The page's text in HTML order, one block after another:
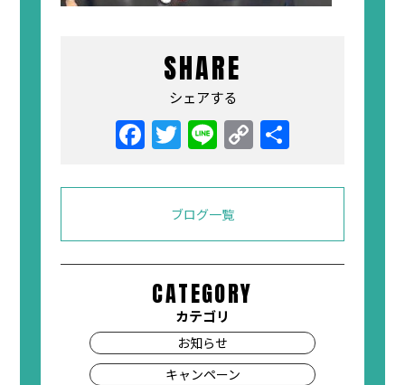
SHARE
シェアする
ブログ一覧
CATEGORY
カテゴリ
お知らせ
キャンペーン